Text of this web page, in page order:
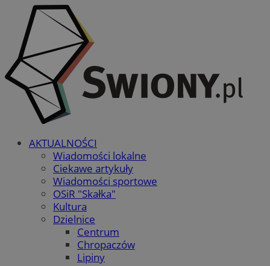
AKTUALNOŚCI
Wiadomości lokalne
Ciekawe artykuły
Wiadomości sportowe
OSiR "Skałka"
Kultura
Dzielnice
Centrum
Chropaczów
Lipiny